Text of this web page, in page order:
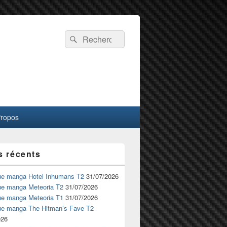
Recherche :
Rechercher
récents
manga Hotel Inhumans T2 31/07/2026
manga Meteoria T2 31/07/2026
manga Meteoria T1 31/07/2026
manga The Hitman’s Fave T2